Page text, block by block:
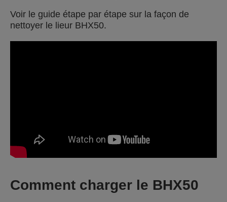
Voir le guide étape par étape sur la façon de
nettoyer le lieur BHX50.
Comment charger le BHX50